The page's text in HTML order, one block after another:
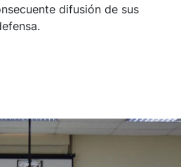
difusión de sus